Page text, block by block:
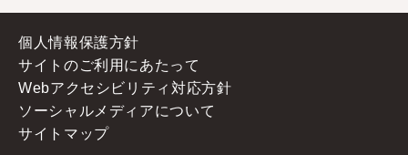
個人情報保護方針
サイトのご利用にあたって
Webアクセシビリティ対応方針
ソーシャルメディアについて
サイトマップ